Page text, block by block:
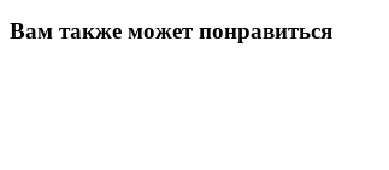
Вам также может понравиться